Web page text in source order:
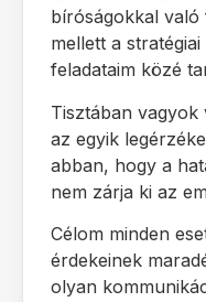
bíróságokkal való
mellett a
feladataim közé
Tisztában vagyok
az egyik
abban, hogy a
nem zárja ki az
Célom minden
érdekeinek
olyan